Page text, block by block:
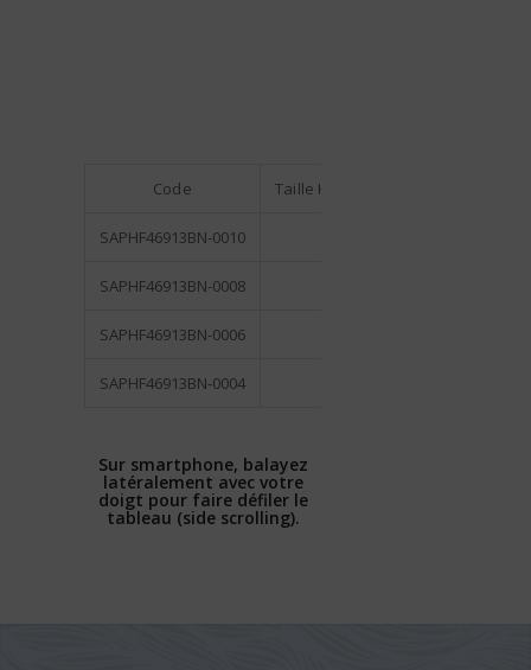
Code Taille Hameçon
SAPHF46913BN-0010
SAPHF46913BN-0008
SAPHF46913BN-0006
SAPHF46913BN-0004
Sur smartphone, balayez
latéralement avec votre
doigt pour faire défiler le
tableau (side scrolling).